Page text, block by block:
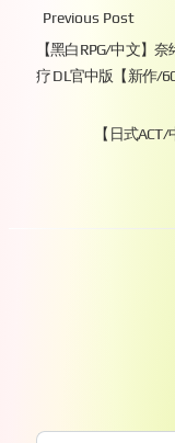
Previous Post
【黑白RPG/中文】
疗 DL官中版【新作/
【日式